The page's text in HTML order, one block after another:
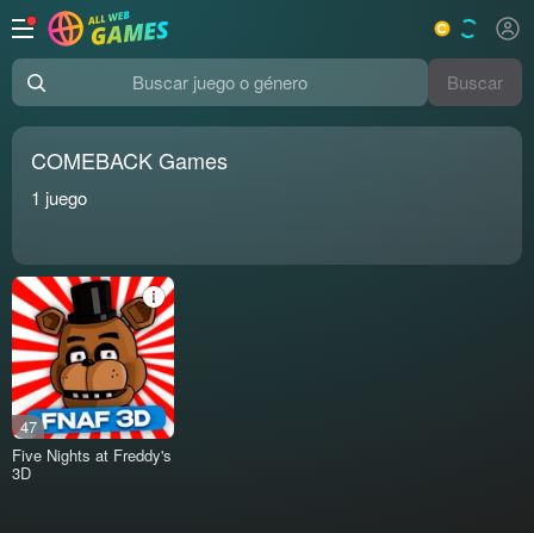
Buscar juego o género Buscar
COMEBACK Games
1 juego
47
Five Nights at Freddy's
3D